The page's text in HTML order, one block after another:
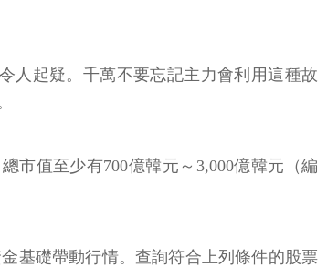
人起疑。千萬不要忘記主力會利用這種故
市值至少有700億韓元～3,000億韓元（編
基礎帶動行情。查詢符合上列條件的股票